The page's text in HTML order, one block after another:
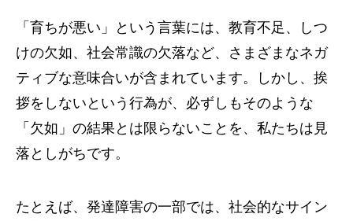
「育ちが悪い」という言葉には、教育不足、しつ
けの欠如、社会常識の欠落など、さまざまなネガ
ティブな意味合いが含まれています。しかし、挨
拶をしないという行為が、必ずしもそのような
「欠如」の結果とは限らないことを、私たちは見
落としがちです。
たとえば、発達障害の一部では、社会的なサイン